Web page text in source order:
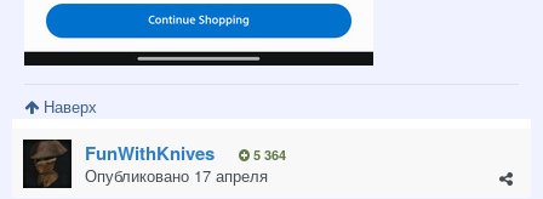
Наверх
FunWithKnives 5 364
Опубликовано 17 апреля